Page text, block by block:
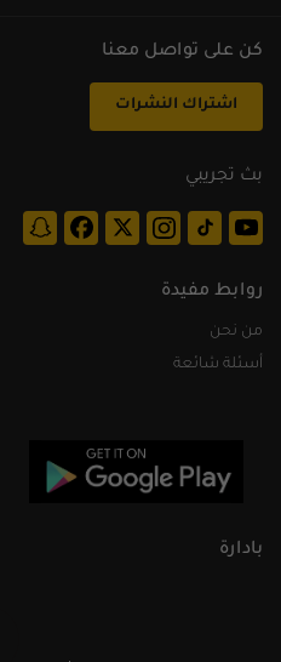
كن على تواصل معنا
اشتراك النشرات
بث تجريبي
روابط مفيدة
من نحن
أسئلة شائعة
بادارة